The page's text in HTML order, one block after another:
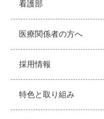
看護部
医療関係者の方へ
採用情報
特色と取り組み